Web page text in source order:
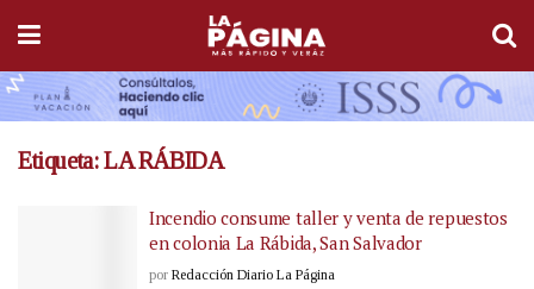
Etiqueta:LA RÁBIDA
Incendio consume taller y venta de repuestos
en colonia La Rábida, San Salvador
por Redacción Diario La Página